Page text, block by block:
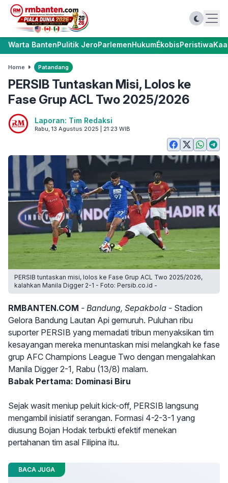
Warta BantenPulitik JeroParlemenHukumÉkobisPeristiwa
Home Patandang
PERSIB Tuntaskan Misi, Lolos ke
Fase Grup ACL Two 2025/2026
Laporan: Tim Redaksi
Rabu, 13 Agustus 2025 | 21:23 WIB
PERSIB tuntaskan misi, lolos ke Fase Grup ACL Two 2025/2026,
kalahkan Manila Digger 2-1 - Foto: Persib.co.id -
RMBANTEN.COM - Bandung, Sepakbola - Stadion
Gelora Bandung Lautan Api gemuruh. Puluhan ribu
suporter PERSIB yang memadati tribun menyaksikan tim
kesayangan mereka menuntaskan misi melangkah ke fase
grup AFC Champions League Two dengan mengalahkan
Manila Digger 2-1, Rabu (13/8) malam.
Babak Pertama: Dominasi Biru
Sejak wasit meniup peluit kick-off, PERSIB langsung
mengambil inisiatif serangan. Formasi 4-2-3-1 yang
diusung Bojan Hodak terbukti efektif menekan
pertahanan tim asal Filipina itu.
BACA JUGA